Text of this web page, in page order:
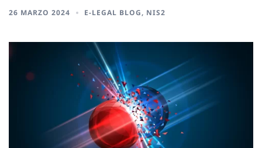
26 MARZO 2024 E-LEGAL BLOG, NIS2